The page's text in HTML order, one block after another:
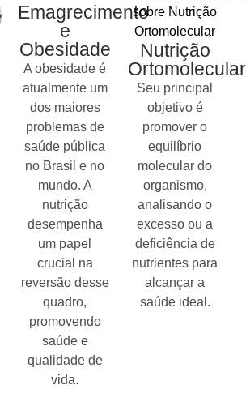
Emagrecimento
e
Obesidade
A obesidade é
atualmente um
dos maiores
problemas de
saúde pública
no Brasil e no
mundo. A
nutrição
desempenha
um papel
crucial na
reversão desse
quadro,
promovendo
saúde e
qualidade de
vida.
Nutrição
Ortomolecular
Seu principal
objetivo é
promover o
equilíbrio
molecular do
organismo,
analisando o
excesso ou a
deficiência de
nutrientes para
alcançar a
saúde ideal.